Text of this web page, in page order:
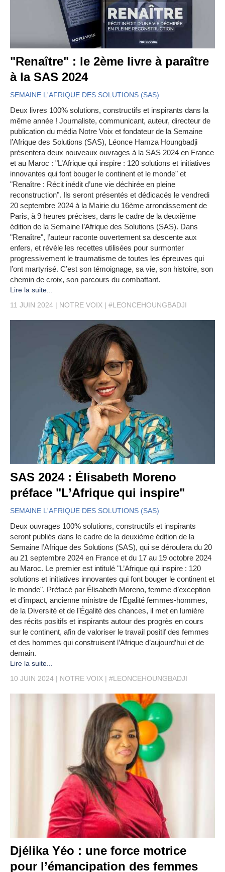
"Renaître" : le 2ème livre à paraître
à la SAS 2024
SEMAINE L'AFRIQUE DES SOLUTIONS (SAS)
Deux livres 100% solutions, constructifs et inspirants dans la
même année ! Journaliste, communicant, auteur, directeur de
publication du média Notre Voix et fondateur de la Semaine
l’Afrique des Solutions (SAS), Léonce Hamza Houngbadji
présentera deux nouveaux ouvrages à la SAS 2024 en France
et au Maroc : "L’Afrique qui inspire : 120 solutions et initiatives
innovantes qui font bouger le continent et le monde" et
"Renaître : Récit inédit d’une vie déchirée en pleine
reconstruction". Ils seront présentés et dédicacés le vendredi
20 septembre 2024 à la Mairie du 16ème arrondissement de
Paris, à 9 heures précises, dans le cadre de la deuxième
édition de la Semaine l’Afrique des Solutions (SAS). Dans
"Renaître", l’auteur raconte ouvertement sa descente aux
enfers, et révèle les recettes utilisées pour surmonter
progressivement le traumatisme de toutes les épreuves qui
l’ont martyrisé. C’est son témoignage, sa vie, son histoire, son
chemin de croix, son parcours du combattant.
Lire la suite...
11 JUIN 2024
NOTRE VOIX #LEONCEHOUNGBADJI
SAS 2024 : Élisabeth Moreno
préface "L’Afrique qui inspire"
SEMAINE L'AFRIQUE DES SOLUTIONS (SAS)
Deux ouvrages 100% solutions, constructifs et inspirants
seront publiés dans le cadre de la deuxième édition de la
Semaine l’Afrique des Solutions (SAS), qui se déroulera du 20
au 21 septembre 2024 en France et du 17 au 19 octobre 2024
au Maroc. Le premier est intitulé "L’Afrique qui inspire : 120
solutions et initiatives innovantes qui font bouger le continent et
le monde". Préfacé par Élisabeth Moreno, femme d’exception
et d’impact, ancienne ministre de l'Égalité femmes-hommes,
de la Diversité et de l'Égalité des chances, il met en lumière
des récits positifs et inspirants autour des progrès en cours
sur le continent, afin de valoriser le travail positif des femmes
et des hommes qui construisent l’Afrique d’aujourd’hui et de
demain.
Lire la suite...
10 JUIN 2024
NOTRE VOIX #LEONCEHOUNGBADJI
Djélika Yéo : une force motrice
pour l’émancipation des femmes